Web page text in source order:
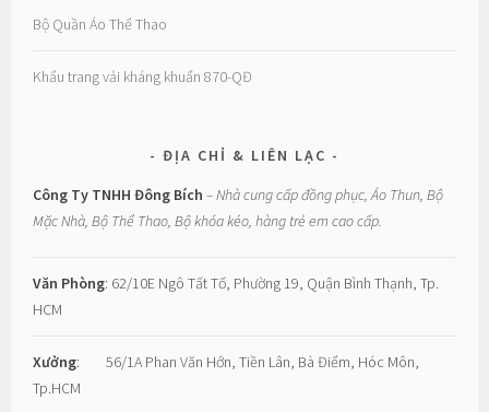
Bộ Quần Áo Thể Thao
Khẩu trang vải kháng khuẩn 870-QĐ
ĐỊA CHỈ & LIÊN LẠC
Công Ty TNHH Đông Bích – Nhà cung cấp đồng phục, Áo Thun, Bộ
Mặc Nhà, Bộ Thể Thao, Bộ khóa kéo, hàng trẻ em cao cấp.
Văn Phòng: 62/10E Ngô Tất Tố, Phường 19, Quận Bình Thạnh, Tp.
HCM
Xưởng: 56/1A Phan Văn Hớn, Tiền Lân, Bà Điểm, Hóc Môn,
Tp.HCM